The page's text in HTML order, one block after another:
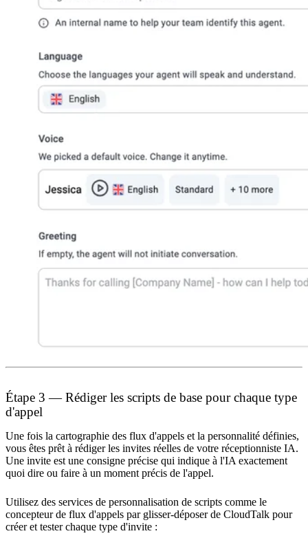
Étape 3 — Rédiger les scripts de base pour chaque type
d'appel
Une fois la cartographie des flux d'appels et la personnalité définies,
vous êtes prêt à rédiger les invites réelles de votre réceptionniste IA.
Une invite est une consigne précise qui indique à l'IA exactement
quoi dire ou faire à un moment précis de l'appel.
Utilisez des services de personnalisation de scripts comme le
concepteur de flux d'appels par glisser-déposer de CloudTalk pour
créer et tester chaque type d'invite :